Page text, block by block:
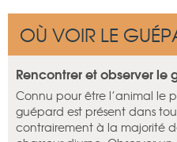
OÙ VOIR LE
Rencontrer et observer le
Connu pour être l’animal le
guépard est présent dans
contrairement à la majorité